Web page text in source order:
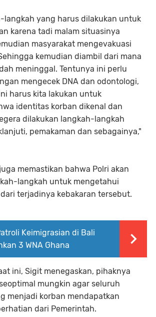
langkah yang harus dilakukan untuk
karena tadi malam situasinya
masyarakat mengevakuasi
kemudian diambil dari mana
meninggal. Tentunya ini perlu
mengecek DNA dan odontologi,
harus kita lakukan untuk
identitas korban dikenal dan
dilakukan langkah-langkah
pemakaman dan sebagainya,"
memastikan bahwa Polri akan
langkah untuk mengetahui
terjadinya kebakaran tersebut.
Keimigrasian di Bali
3 WNA Ghana
ini, Sigit menegaskan, pihaknya
mungkin agar seluruh
menjadi korban mendapatkan
dari Pemerintah.